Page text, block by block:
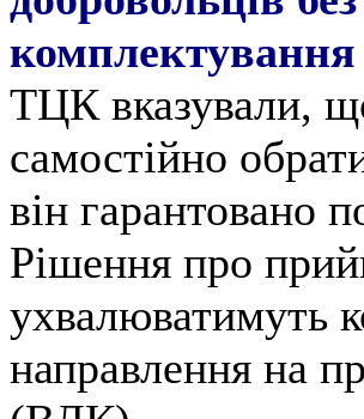
комплектування
ТЦК вказували,
самостійно
він гарантовано
Рішення про
ухвалюватимуть
направлення на